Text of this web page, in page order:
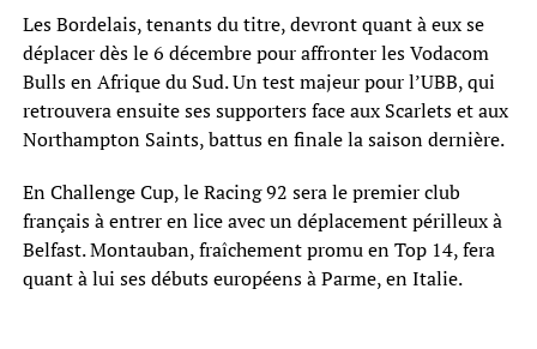
Les Bordelais, tenants du titre, devront quant à eux se
déplacer dès le 6 décembre pour affronter les Vodacom
Bulls en Afrique du Sud. Un test majeur pour l’UBB, qui
retrouvera ensuite ses supporters face aux Scarlets et aux
Northampton Saints, battus en finale la saison dernière.
En Challenge Cup, le Racing 92 sera le premier club
français à entrer en lice avec un déplacement périlleux à
Belfast. Montauban, fraîchement promu en Top 14, fera
quant à lui ses débuts européens à Parme, en Italie.